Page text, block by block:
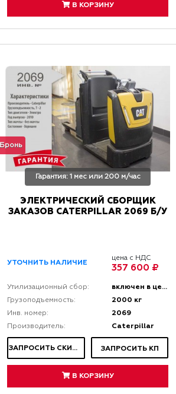
В КОРЗИНУ
Бронь
Гарантия: 1 мес или 200 м/час
ЭЛЕКТРИЧЕСКИЙ СБОРЩИК
ЗАКАЗОВ CATERPILLAR 2069 Б/У
УТОЧНИТЬ НАЛИЧИЕ
цена с НДС
357 600 ₽
Утилизационный сбор: включен в цену
Грузоподъемность: 2000 кг
Инв. номер: 2069
Производитель: Caterpillar
ЗАПРОСИТЬ СКИДКУ ЗАПРОСИТЬ КП
В КОРЗИНУ